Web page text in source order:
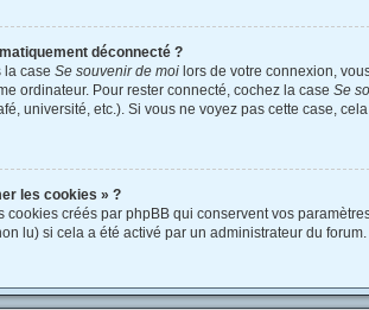
déconnecté ?
la case Se souvenir de moi lors de votre connexion,
ordinateur. Pour rester connecté, cochez la case Se
université, etc.). Si vous ne voyez pas cette case,
les cookies » ?
cookies créés par phpBB qui conservent vos
lu) si cela a été activé par un administrateur du